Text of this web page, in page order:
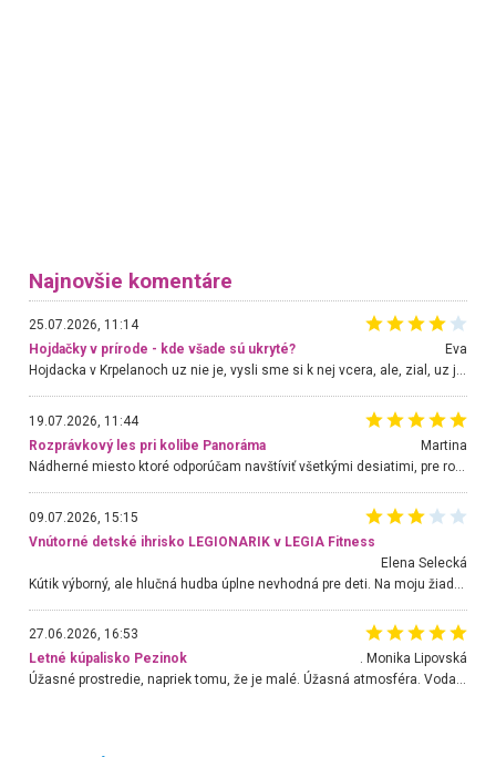
Najnovšie komentáre
25.07.2026, 11:14
Hojdačky v prírode - kde všade sú ukryté?
Eva
Hojdacka v Krpelanoch uz nie je, vysli sme si k nej vcera, ale, zial, uz je znicena. Ak sem planujete cestu len kvoli hojdacke, mozete si ju usetrit. Krasny vyhlad je tu vsak aj bez hojdacky :-)
19.07.2026, 11:44
Rozprávkový les pri kolibe Panoráma
Martina
Nádherné miesto ktoré odporúčam navštíviť všetkými desiatimi, pre rodiny s deťmi, dôchodcom... Proste a jednoducho ozaj rozprávkový les.. určite ešte prídeme. Odniesli sme si na pamiatku krásne tričká,
09.07.2026, 15:15
Vnútorné detské ihrisko LEGIONARIK v LEGIA Fitness
Elena Selecká
27.06.2026, 16:53
Letné kúpalisko Pezinok
. Monika Lipovská
Úžasné prostredie, napriek tomu, že je malé. Úžasná atmosféra. Voda fantastická a nádherná. Ľudí je pomerne veľa, ale su mili a ohľaduplní. Je veľmi zaujímavé sledovať, ako dokážu spolu športovať cudzí ľudia a bez ohľadu na vek. Vládne tu pohoda. Vnuka neviem dostať z vody. Ďakujem za krásny deň . Urcite sa sem vrátim. Jediný problém je s parkovaním, ale aj ten sa mi podarilo vyriešiť. Monika Bratislava